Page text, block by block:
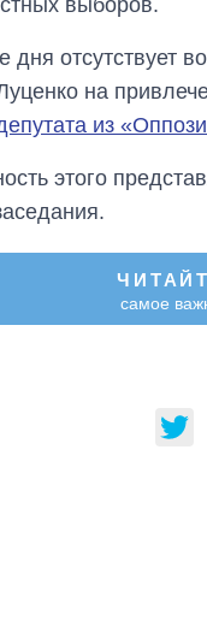
дня отсутствует
на
из
этого
самое